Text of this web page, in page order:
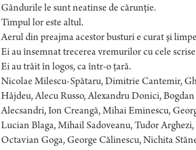
Gândurile le sunt neatinse de cărunţie.
Timpul lor este altul.
Aerul din preajma acestor busturi e curat şi
Ei au însemnat trecerea vremurilor cu cele
Ei au trăit în logos, ca într-o ţară.
Nicolae Milescu-Spătaru, Dimitrie Cantemir,
Hâjdeu, Alecu Russo, Alexandru Donici,
Alecsandri, Ion Creangă, Mihai Eminescu,
Lucian Blaga, Mihail Sadoveanu, Tudor
Octavian Goga, George Călinescu, Nichita